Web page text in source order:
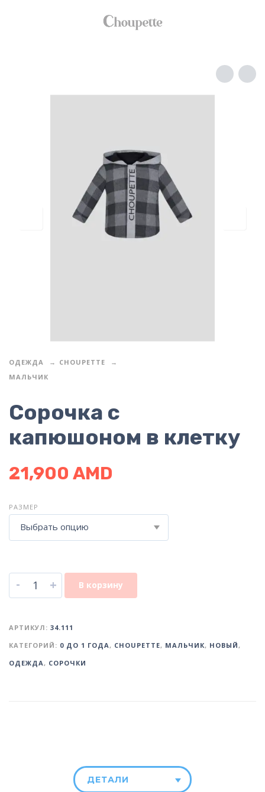
ОДЕЖДА
CHOUPETTE
МАЛЬЧИК
Сорочка с
капюшоном в клетку
21,900 AMD
РАЗМЕР
Выбрать опцию
- + В корзину
АРТИКУЛ: 34.111
КАТЕГОРИЙ: 0 ДО 1 ГОДА, CHOUPETTE, МАЛЬЧИК, НОВЫЙ,
ОДЕЖДА, СОРОЧКИ
ДЕТАЛИ